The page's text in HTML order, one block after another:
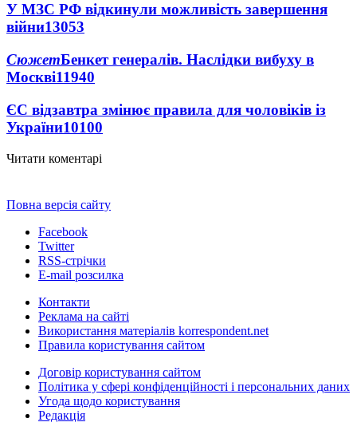
У МЗС РФ відкинули можливість завершення
війни13053
СюжетБенкет генералів. Наслідки вибуху в
Москві11940
ЄС відзавтра змінює правила для чоловіків із
України10100
Читати коментарі
Повна версія сайту
Facebook
Twitter
RSS-стрічки
E-mail розсилка
Контакти
Реклама на сайті
Використання матеріалів korrespondent.net
Правила користування сайтом
Договір користування сайтом
Політика у сфері конфіденційності і персональних даних
Угода щодо користування
Редакція